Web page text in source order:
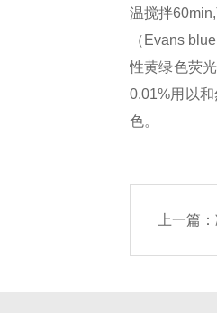
温搅拌
（Evans
性黄绿色荧
0.01%用以
色。
上一篇：